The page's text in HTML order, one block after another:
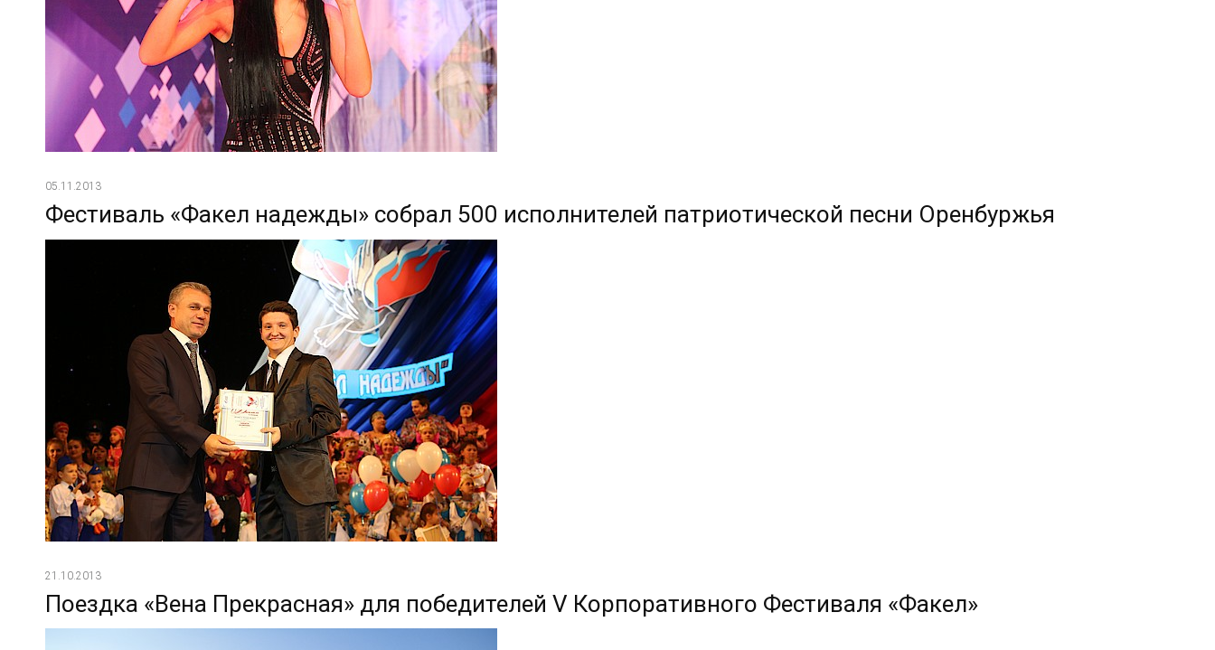
05.11.2013
Фестиваль «Факел надежды» собрал 500 исполнителей патриотической песни Оренбуржья
21.10.2013
Поездка «Вена Прекрасная» для победителей V Корпоративного Фестиваля «Факел»